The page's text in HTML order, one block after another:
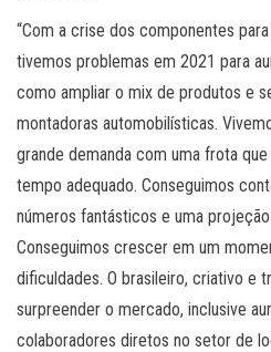
“Com a crise dos componentes
tivemos problemas em 2021 para
como ampliar o mix de produtos e
montadoras automobilísticas.
grande demanda com uma frota
tempo adequado. Conseguimos
números fantásticos e uma
Conseguimos crescer em um
dificuldades. O brasileiro, criativo e
surpreender o mercado, inclusive
colaboradores diretos no setor de